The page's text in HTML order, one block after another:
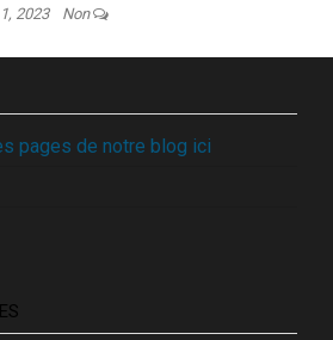
2023 Non
pages de notre blog ici